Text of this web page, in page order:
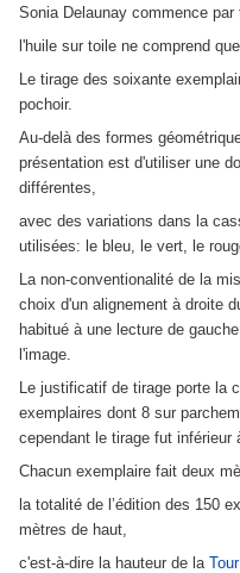
Sonia Delaunay commence par
l'huile sur toile ne comprend
Le tirage des soixante
pochoir.
Au-delà des formes
présentation est d'utiliser une
différentes,
avec des variations dans la
utilisées: le bleu, le vert, le
La non-conventionalité de la
choix d'un alignement à droite
habitué à une lecture de
l'image.
Le justificatif de tirage porte la
exemplaires dont 8 sur
cependant le tirage fut inférieur
Chacun exemplaire fait deux
la totalité de l’édition des 150
mètres de haut,
c'est-à-dire la hauteur de la